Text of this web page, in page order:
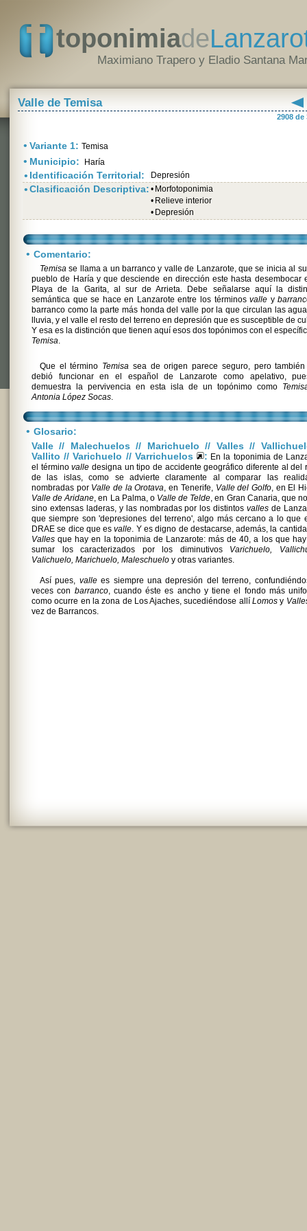
toponimiade
Maximiano Trapero y Eladio Santana
Valle de Temisa
2908 de
• Variante 1: Temisa
• Municipio: Haría
• Identificación Territorial: Depresión
•Clasificación Descriptiva: • Morfotoponimia
• Relieve interior
• Depresión
• Comentario:
Temisa se llama a un barranco y valle de Lanzarote, que se inicia al
pueblo de Haría y que desciende en dirección este hasta desembocar
Playa de la Garita, al sur de Arrieta. Debe señalarse aquí la
semántica que se hace en Lanzarote entre los términosvalle y
barranco como la parte más honda del valle por la que circulan las
lluvia, y el valle el resto del terreno en depresión que es susceptible de
Y esa es la distinción que tienen aquí esos dos topónimos con el
Temisa.
Que el término Temisa sea de origen parece seguro, pero
debió funcionar en el español de Lanzarote como apelativo,
demuestra la pervivencia en esta isla de un topónimo como
Antonia López Socas.
• Glosario:
Valle // Malechuelos // Marichuelo // Valles //
Vallito // Varichuelo // Varrichuelos
: En la toponimia de
el términovalle designa un tipo de accidente geográfico diferente al del
de las islas, como se advierte claramente al comparar las
nombradas por Valle de la Orotava, en Tenerife, Valle del Golfo, en El
Valle de Aridane, en La Palma, o Valle de Telde, en Gran Canaria, que
sino extensas laderas, y las nombradas por los distintosvalles de
que siempre son 'depresiones del terreno', algo más cercano a lo que
DRAE se dice que esvalle. Y es digno de destacarse, además, la
Valles que hay en la toponimia de Lanzarote: más de 40, a los que
sumar los caracterizados por los diminutivos Varichuelo,
Valichuelo, Marichuelo, Maleschuelo y otras variantes.
Así pues, vallees siempre una depresión del terreno,
veces con barranco, cuando éste es ancho y tiene el fondo más
como ocurre en la zona de Los Ajaches, sucediéndose allíLomos y
vez de Barrancos.